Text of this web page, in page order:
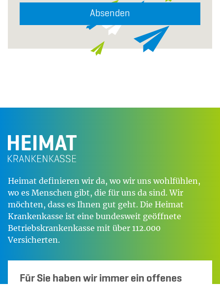
Absenden
Heimat definieren wir da, wo wir uns wohlfühlen,
wo es Menschen gibt, die für uns da sind. Wir
möchten, dass es Ihnen gut geht. Die Heimat
Krankenkasse ist eine bundesweit geöffnete
Betriebskrankenkasse mit über 112.000
Versicherten.
Für Sie haben wir immer ein offenes